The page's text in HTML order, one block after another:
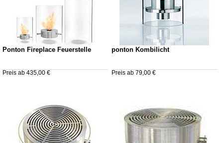
Ponton Fireplace Feuerstelle
Preis ab 435,00 €
ponton Kombilicht
Preis ab 79,00 €